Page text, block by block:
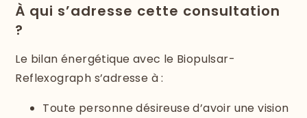
À qui s’adresse cette consultation
?
Le bilan énergétique avec le Biopulsar-
Reflexograph s’adresse à :
Toute personne désireuse d’avoir une vision